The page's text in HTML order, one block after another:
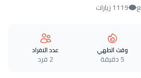
1119 زيارات
وقت الطهي
5 دقيقة
عدد الافراد
2 فرد